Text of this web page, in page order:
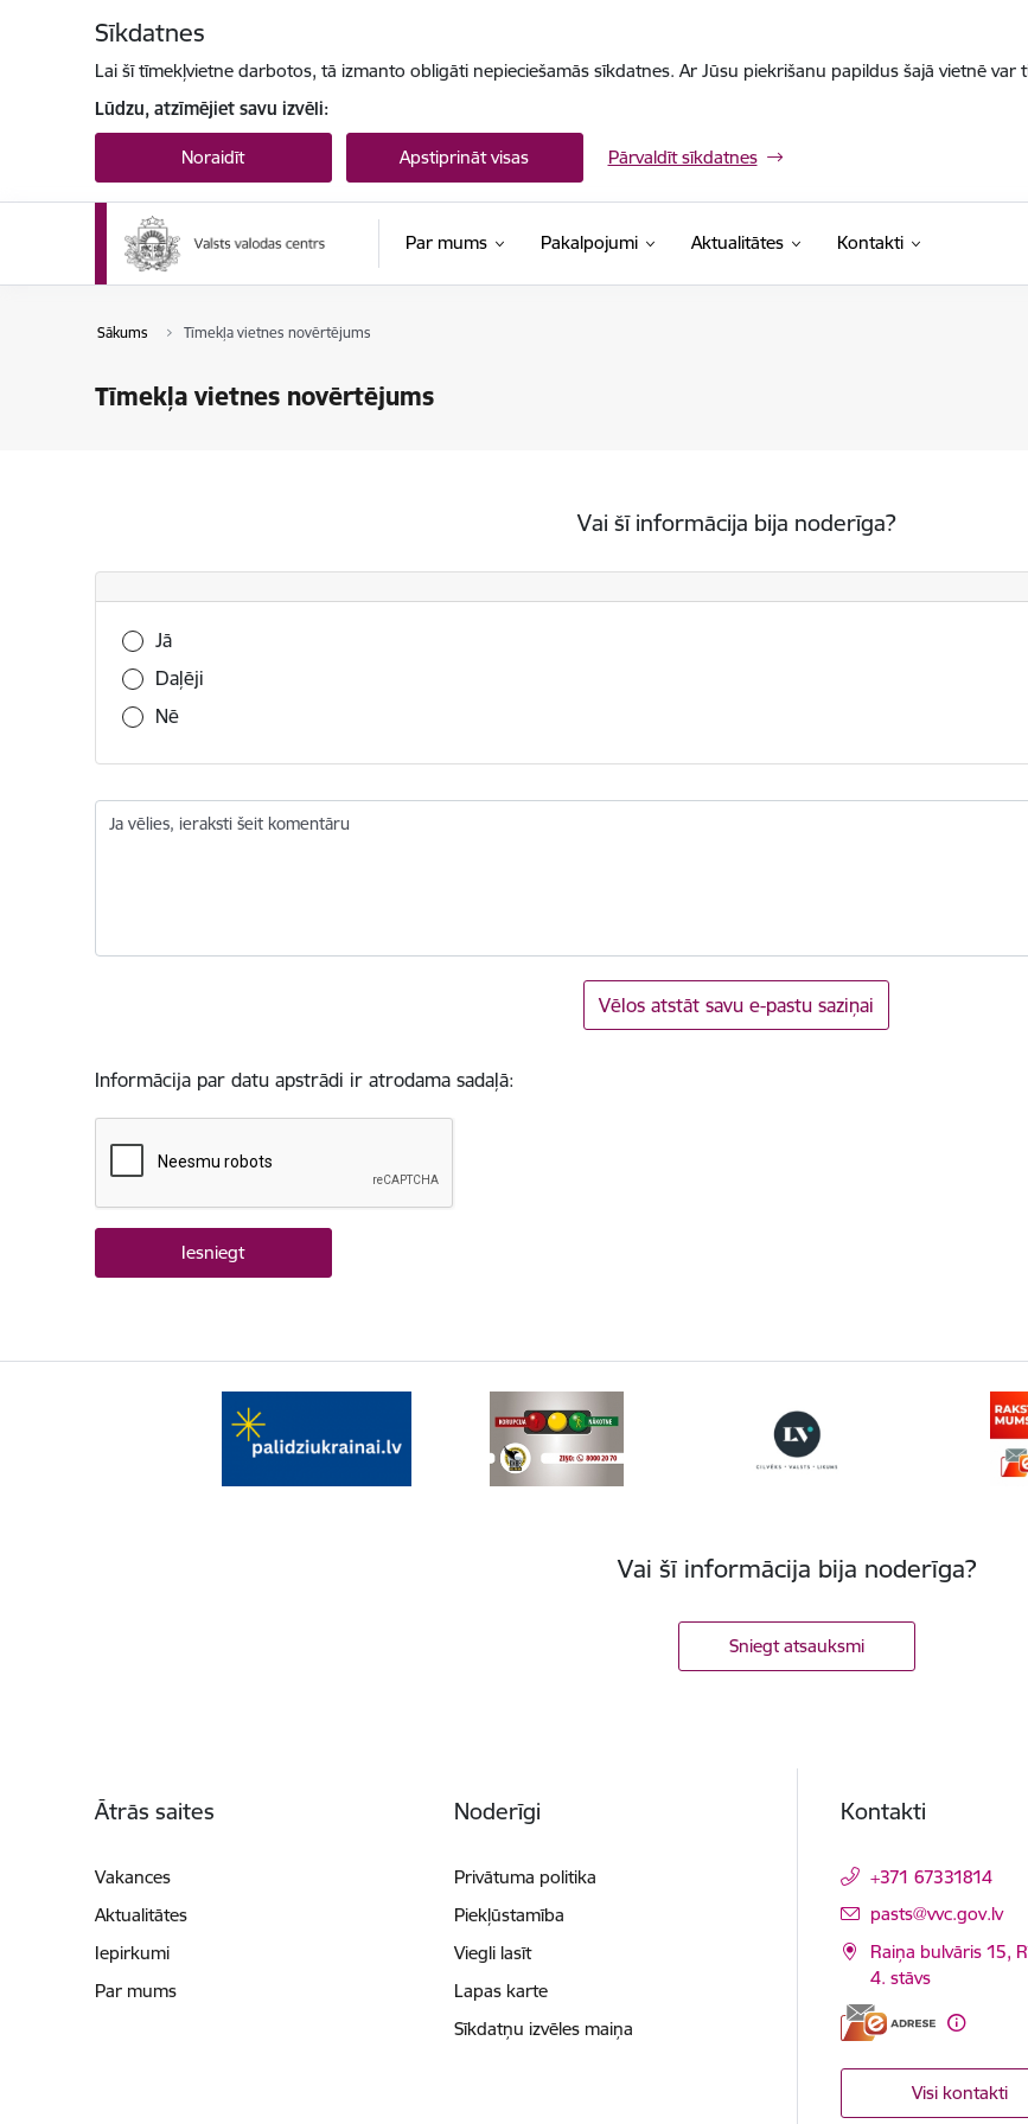
Sīkdatnes
Lai šī tīmekļvietne darbotos, tā izmanto obligāti nepieciešamās sīkdatnes. Ar Jūsu piekrišanu papildus šajā vietnē
Lūdzu, atzīmējiet savu izvēli:
Noraidīt Apstiprināt visas Pārvaldīt sīkdatnes
Par mums Pakalpojumi Aktualitātes Kontakti
Sākums Tīmekļa vietnes novērtējums
Tīmekļa vietnes novērtējums
Vai šī informācija bija noderīga?
Vai šī informācija bija noderīga?
Jā
Daļēji
Nē
Ja vēlies, ieraksti šeit komentāru
Vēlos atstāt savu e-pastu saziņai
Informācija par datu apstrādi ir atrodama sadaļā:
Vai šī informācija bija noderīga?
Sniegt atsauksmi
Ātrās saites
Vakances
Aktualitātes
Iepirkumi
Par mums
Noderīgi
Privātuma politika
Piekļūstamība
Viegli lasīt
Lapas karte
Sīkdatņu izvēles maiņa
Kontakti
+371 67331814
E-pasts:
pasts@vvc.gov.lv
Raiņa bulvāris 15,
4. stāvs
Visi kontakti